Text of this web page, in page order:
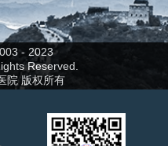
- 2023
Reserved.
院 版权所有